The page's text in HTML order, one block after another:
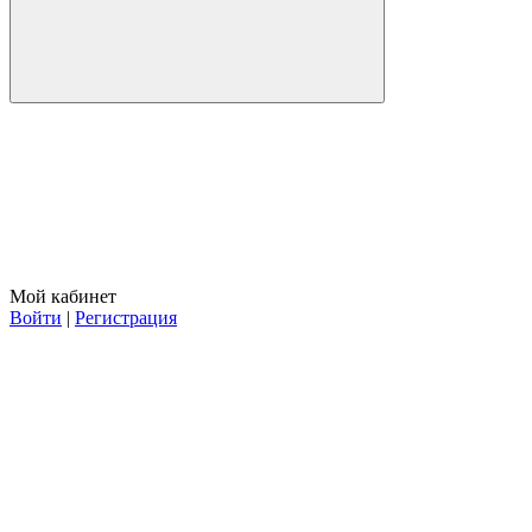
Мой кабинет
Войти | Регистрация